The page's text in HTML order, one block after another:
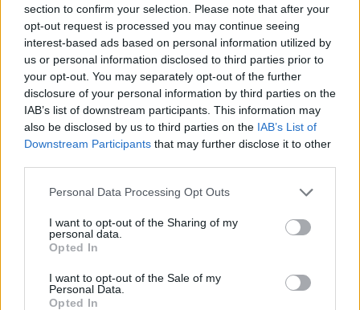
section to confirm your selection. Please note that after your
opt-out request is processed you may continue seeing
interest-based ads based on personal information utilized by
us or personal information disclosed to third parties prior to
your opt-out. You may separately opt-out of the further
disclosure of your personal information by third parties on the
IAB’s list of downstream participants. This information may
also be disclosed by us to third parties on the IAB’s List of
Downstream Participants that may further disclose it to other
Personal Data Processing Opt Outs
I want to opt-out of the Sharing of my
personal data.
Opted In
I want to opt-out of the Sale of my
Personal Data.
Opted In
3 - 7
Squalificato 0 - 0%
Infortunato 0 - 0
Inutilizzato 33 - 86 %
Scarica riepilogo
stagionale
Giornata Entrato Bonus/Malus